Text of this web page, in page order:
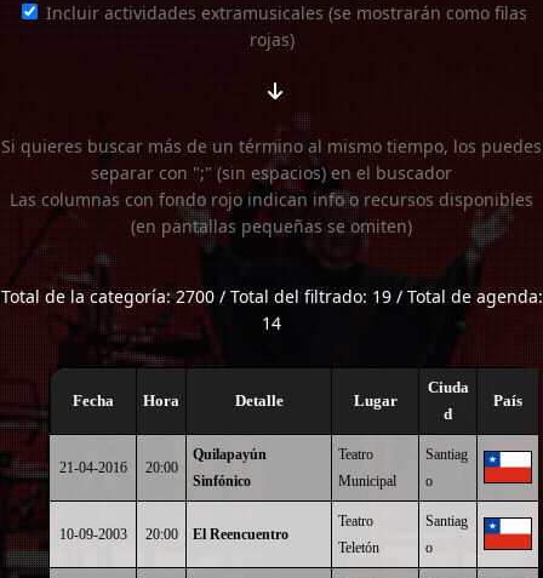
Incluir actividades extramusicales (se mostrarán como filas
rojas)
Si quieres buscar más de un término al mismo tiempo, los puedes
separar con ";" (sin espacios) en el buscador
Las columnas con fondo rojo indican info o recursos disponibles
(en pantallas pequeñas se omiten)
Total de la categoría: 2700 / Total del filtrado: 19 / Total de agenda:
14
Fecha Hora Detalle Lugar
Ciuda
d
País
21-04-2016 20:00
Quilapayún
Sinfónico
Teatro
Municipal
Santiag
o
10-09-2003 20:00 El Reencuentro
Teatro
Teletón
Santiag
o